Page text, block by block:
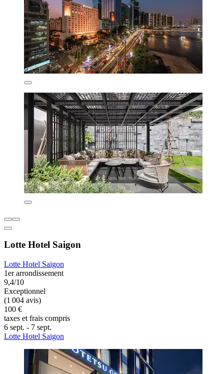
Lotte Hotel Saigon
Lotte Hotel Saigon
1er arrondissement
9,4/10
Exceptionnel
(1 004 avis)
100 €
taxes et frais compris
6 sept. - 7 sept.
Lotte Hotel Saigon